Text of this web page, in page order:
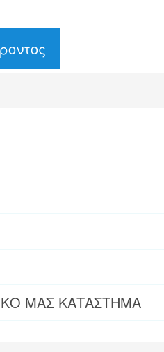
ΜΑΣ ΚΑΤΑΣΤΗΜΑ